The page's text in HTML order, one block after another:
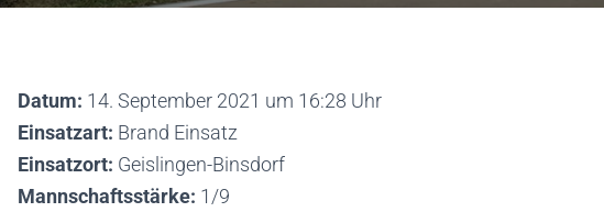
Datum: 14. September 2021 um 16:28 Uhr
Einsatzart: Brand Einsatz
Einsatzort: Geislingen-Binsdorf
Mannschaftsstärke: 1/9